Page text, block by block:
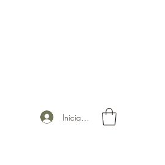
Iniciar sesión